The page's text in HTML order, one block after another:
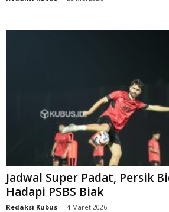
Jadwal Super Padat, Persik
Hadapi PSBS Biak
Redaksi Kubus - 4 Maret 2026